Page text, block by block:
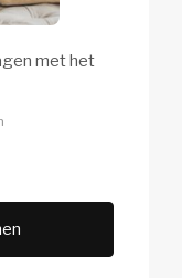
met het